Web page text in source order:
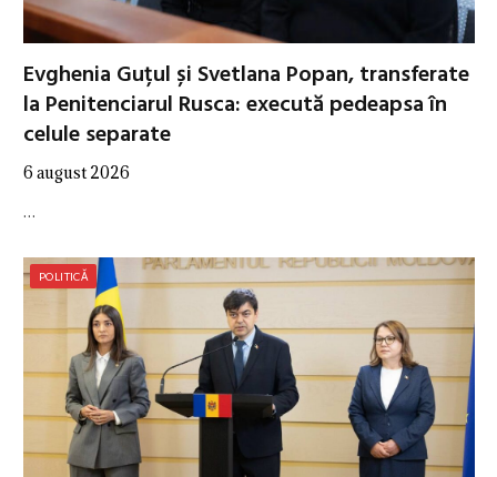
Evghenia Guțul și Svetlana Popan, transferate
la Penitenciarul Rusca: execută pedeapsa în
celule separate
6 august 2026
…
POLITICĂ